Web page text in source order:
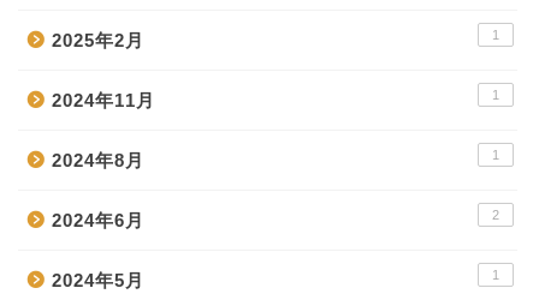
2025年2月 1
2024年11月 1
2024年8月 1
2024年6月 2
2024年5月 1